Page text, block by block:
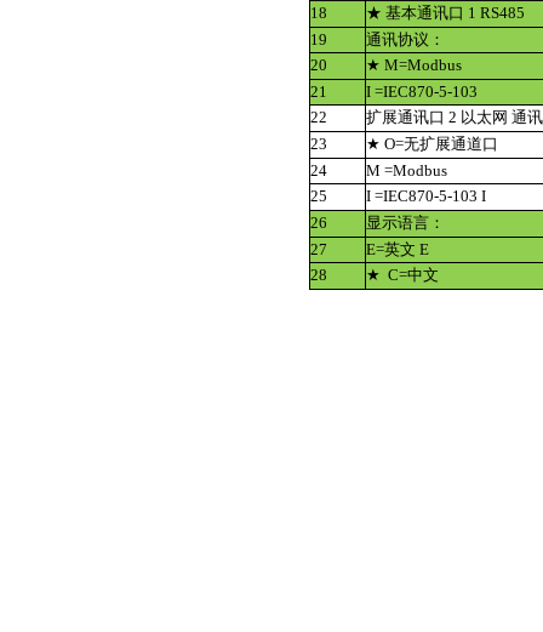
18
★ 基本通讯口 1 RS485
19
通讯协议：
20
★ M=Modbus
21
I =IEC870-5-103
22
扩展通讯口 2 以太网 通
23
★ O=无扩展通道口
24
M =Modbus
25
I =IEC870-5-103 I
26
显示语言：
27
E=英文 E
28
★ C=中文